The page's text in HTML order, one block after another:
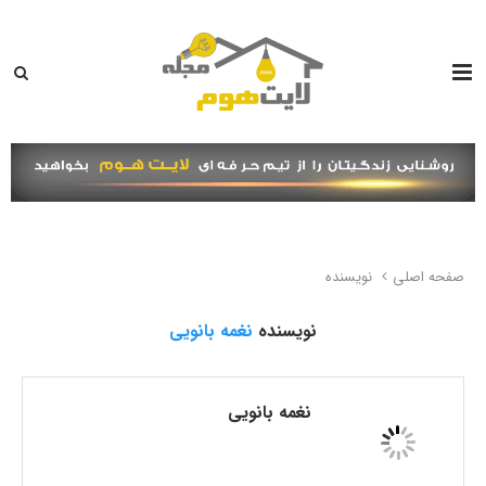
صفحه اصلی نویسنده
نویسنده نغمه بانویی
نغمه بانویی